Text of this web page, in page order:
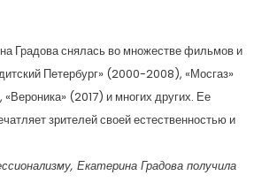
Градова снялась во множестве фильмов и
Петербург» (2000-2008), «Мосгаз»
(2017) и многих других. Ее
зрителей своей естественностью и
Екатерина Градова получила